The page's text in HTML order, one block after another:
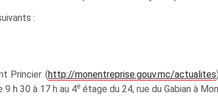
:
Princier (http://monentreprise.gouv.mc/actualites
9 h 30 à 17 h au 4e étage du 24, rue du Gabian à